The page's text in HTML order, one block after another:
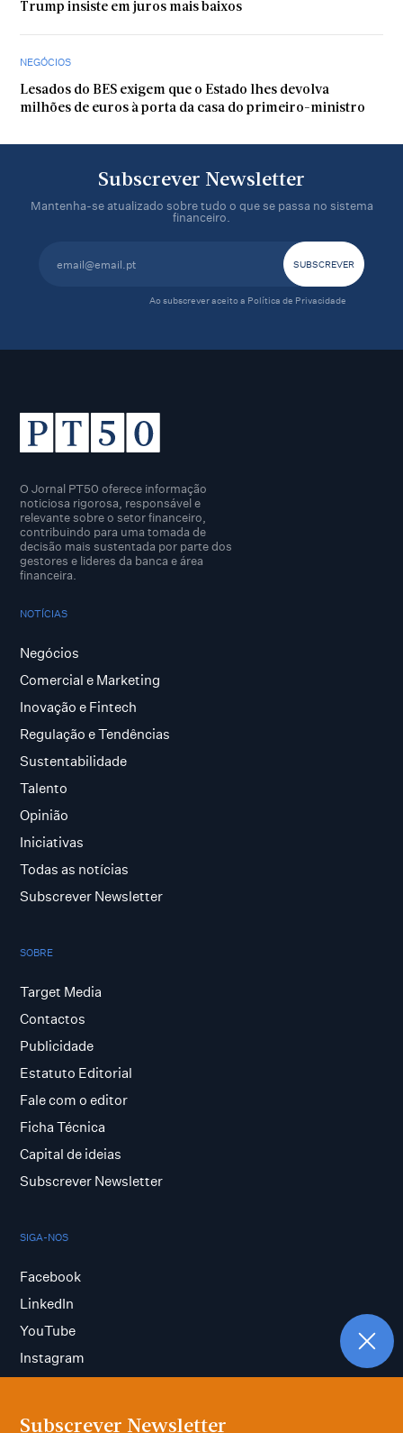
Subscrever Newsletter
Trump insiste em juros mais baixos
NEGÓCIOS
Lesados do BES exigem que o Estado lhes devolva
milhões de euros à porta da casa do primeiro-ministro
Subscrever Newsletter
Mantenha-se atualizado sobre tudo o que se passa no sistema
financeiro.
Ao subscrever aceito a Política de Privacidade
O Jornal PT50 oferece informação
noticiosa rigorosa, responsável e
relevante sobre o setor financeiro,
contribuindo para uma tomada de
decisão mais sustentada por parte dos
gestores e lideres da banca e área
financeira.
NOTÍCIAS
Negócios
Comercial e Marketing
Inovação e Fintech
Regulação e Tendências
Sustentabilidade
Talento
Opinião
Iniciativas
Todas as notícias
Subscrever Newsletter
SOBRE
Target Media
Contactos
Publicidade
Estatuto Editorial
Fale com o editor
Ficha Técnica
Capital de ideias
Subscrever Newsletter
SIGA-NOS
Facebook
LinkedIn
YouTube
Instagram
Termos e condições